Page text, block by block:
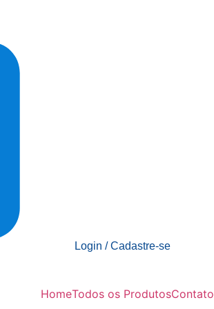
Login / Cadastre-se
HomeTodos os ProdutosContato